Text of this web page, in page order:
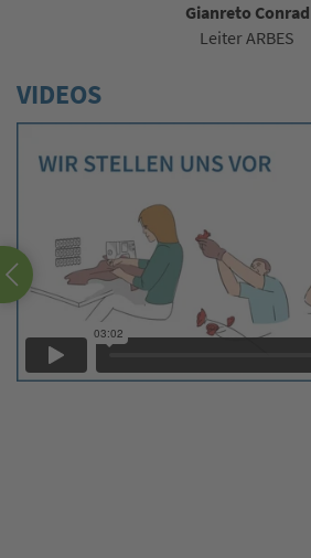
Gianreto Conrad
Leiter ARBES
VIDEOS